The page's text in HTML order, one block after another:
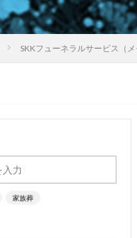
SKKフューネラルサービス（メ
家族葬